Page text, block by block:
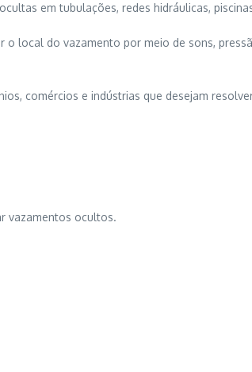
em tubulações, redes hidráulicas,
local do vazamento por meio de sons,
comércios e indústrias que desejam
vazamentos ocultos.